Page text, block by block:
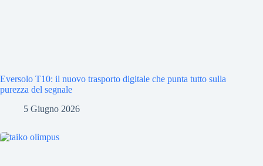
Eversolo T10: il nuovo trasporto digitale che punta tutto sulla
purezza del segnale
5 Giugno 2026